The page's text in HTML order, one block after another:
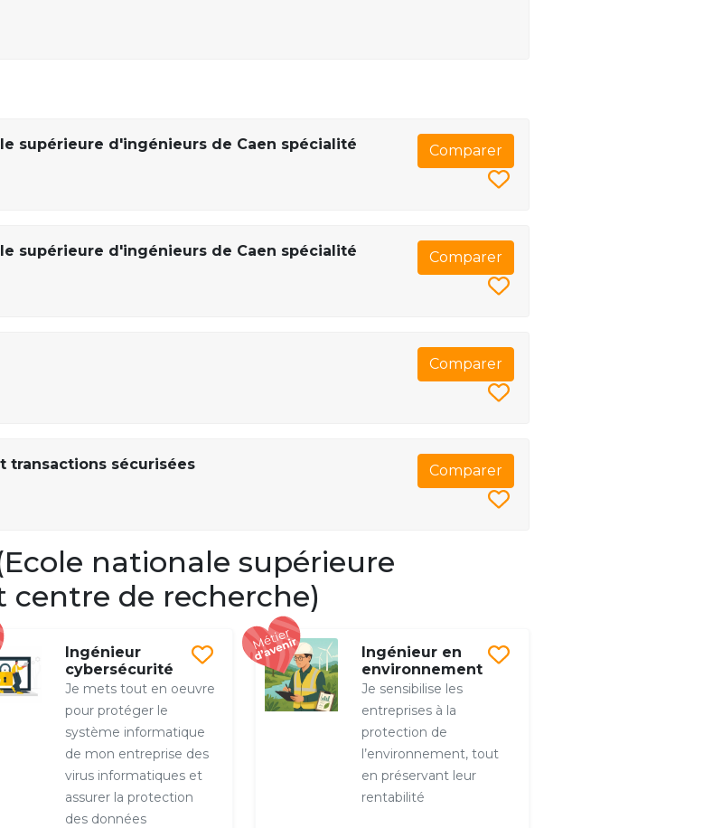
supérieure d'ingénieurs de Caen spécialité
Comparer
supérieure d'ingénieurs de Caen spécialité
Comparer
Comparer
transactions sécurisées Comparer
nationale supérieure
centre de recherche)
Ingénieur
cybersécurité
Je mets tout en oeuvre
pour protéger le
système informatique
de mon entreprise des
virus informatiques et
assurer la protection
des données
Ingénieur en
environnement
Je sensibilise les
entreprises à la
protection de
l’environnement, tout
en préservant leur
rentabilité